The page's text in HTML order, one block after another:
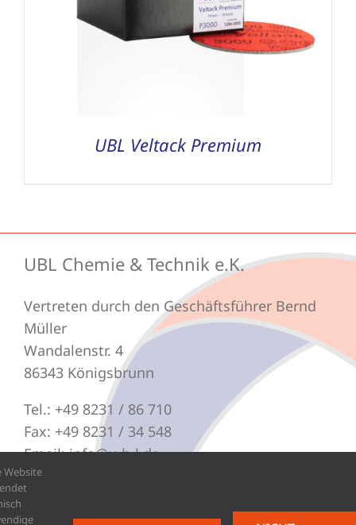
UBL Veltack Premium
UBL Chemie & Technik e.K.
Vertreten durch den Geschäftsführer Bernd
Müller
Wandalenstr. 4
86343 Königsbrunn
Tel.: +49 8231 / 86 710
Fax: +49 8231 / 34 548
Email: info@u-b-l.de
Website